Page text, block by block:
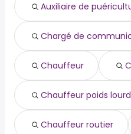
Châteaulin
Le Relecq-Kerhuon
Fouesnant
Pont-l'Abbé
Ergué-Gabéric
chauffeur livreur
chauffeur poids lourd
chauffeur routier
comptable
conducteur de travaux
en pharmacie
Auxiliaire de
Chargé de
Chauffeur
Chauffeur poids lourd
Chauffeur routier